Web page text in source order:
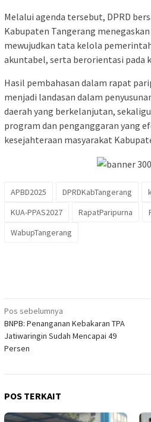
Melalui agenda tersebut, DPRD
Kabupaten Tangerang
mewujudkan tata kelola
akuntabel, serta berorientasi pada
Hasil pembahasan dalam rapat
menjadi landasan dalam
daerah yang berkelanjutan,
program dan penganggaran yang
kesejahteraan masyarakat
APBD2025 DPRDKabTangerang
KUA-PPAS2027
RapatParipurna
WabupTangerang
Navigasi
pos
Pos sebelumnya
BNPB: Penanganan Kebakaran TPA
Jatiwaringin Sudah Mencapai 49
Persen
POS TERKAIT